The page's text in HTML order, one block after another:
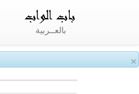
×
بالعــربية